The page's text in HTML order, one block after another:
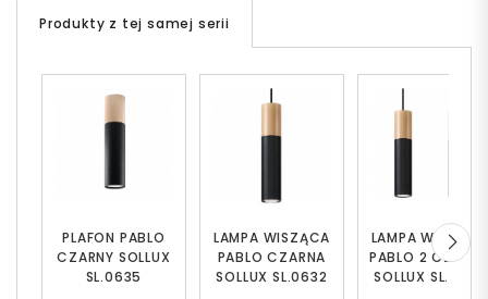
Produkty z tej samej serii
PLAFON PABLO
CZARNY SOLLUX
SL.0635
LAMPA WISZĄCA
PABLO CZARNA
SOLLUX SL.0632
LAMPA WISZĄCA
PABLO 2
SOLLUX SL.0633